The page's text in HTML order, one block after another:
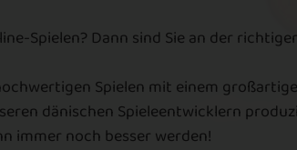
theSpielen? Dann sind Sie an der
Spielen mit einem
dänischen Spieleentwicklern
immer noch besser werden!